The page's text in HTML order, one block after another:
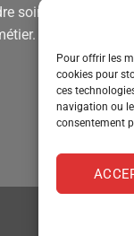
Pour offrir les
cookies pour
ces
navigation ou
consentement
soin de vos